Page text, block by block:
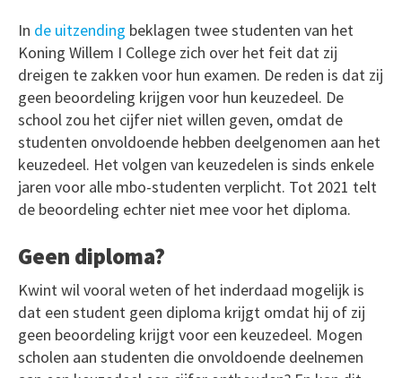
In de uitzending beklagen twee studenten van het
Koning Willem I College zich over het feit dat zij
dreigen te zakken voor hun examen. De reden is dat zij
geen beoordeling krijgen voor hun keuzedeel. De
school zou het cijfer niet willen geven, omdat de
studenten onvoldoende hebben deelgenomen aan het
keuzedeel. Het volgen van keuzedelen is sinds enkele
jaren voor alle mbo-studenten verplicht. Tot 2021 telt
de beoordeling echter niet mee voor het diploma.
Geen diploma?
Kwint wil vooral weten of het inderdaad mogelijk is
dat een student geen diploma krijgt omdat hij of zij
geen beoordeling krijgt voor een keuzedeel. Mogen
scholen aan studenten die onvoldoende deelnemen